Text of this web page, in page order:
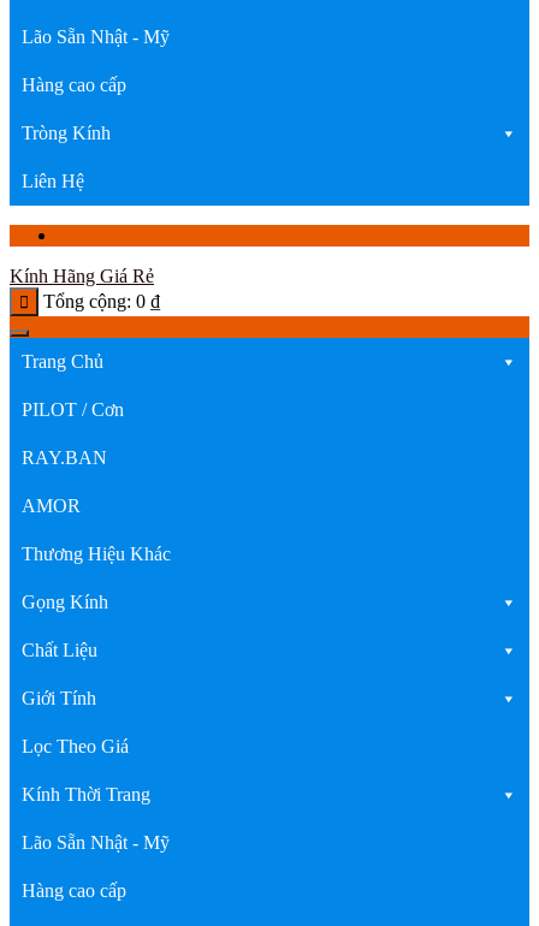
Lão Sẵn Nhật - Mỹ
Hàng cao cấp
Tròng Kính
Liên Hệ
Kính Hãng Giá Rẻ
Tổng cộng: 0 ₫
Trang Chủ
PILOT / Cơn
RAY.BAN
AMOR
Thương Hiệu Khác
Gọng Kính
Chất Liệu
Giới Tính
Lọc Theo Giá
Kính Thời Trang
Lão Sẵn Nhật - Mỹ
Hàng cao cấp